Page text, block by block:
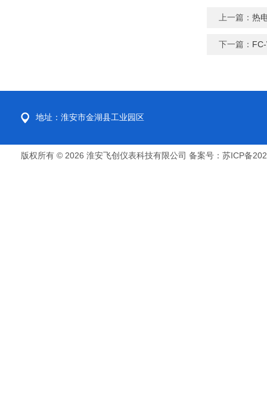
上一篇： 热
下一篇：
地址：淮安市金湖县工业园区
版权所有 © 2026 淮安飞创仪表科技有限公司 备案号：苏ICP备